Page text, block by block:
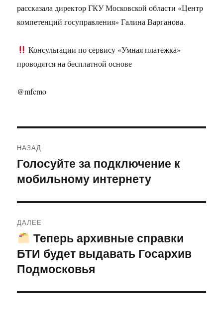
рассказала директор ГКУ Московской области «Центр
компетенций госуправления» Галина Варганова.
Консультации по сервису «Умная платежка»
проводятся на бесплатной основе
@mfcmo
по
записям
НАЗАД
Предыдущая
запись:
Голосуйте за подключение к
мобильному интернету
ДАЛЕЕ
Следующая
запись:
Теперь архивные справки
БТИ будет выдавать Госархив
Подмосковья